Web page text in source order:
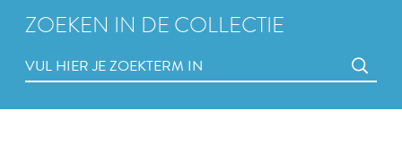
ZOEKEN IN DE COLLECTIE